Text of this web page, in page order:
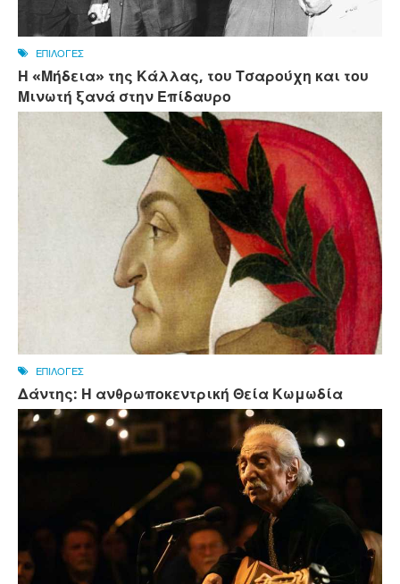
ΕΠΙΛΟΓΕΣ
Η «Μήδεια» της Κάλλας, του Τσαρούχη και του
Μινωτή ξανά στην Επίδαυρο
ΕΠΙΛΟΓΕΣ
Δάντης: Η ανθρωποκεντρική Θεία Κωμωδία